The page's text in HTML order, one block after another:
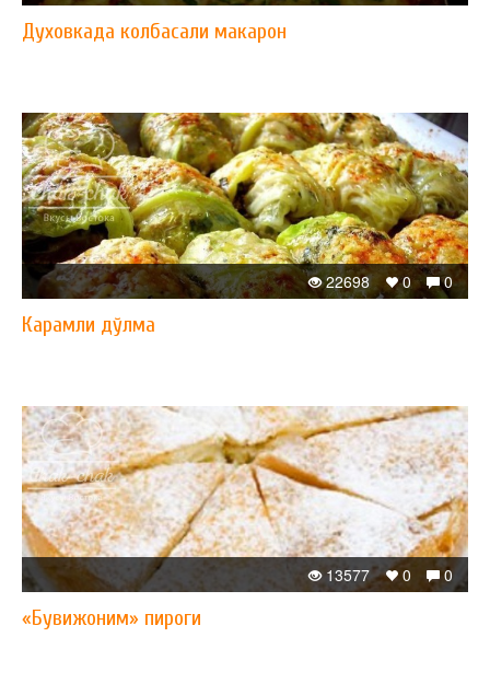
Духовкада колбасали макарон
0
0
22698
Карамли дўлма
0
0
13577
«Бувижоним» пироги